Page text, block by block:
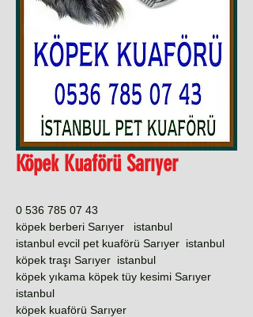
Köpek Kuaförü Sarıyer
0 536 785 07 43
köpek berberi Sarıyer istanbul
istanbul evcil pet kuaförü Sarıyer istanbul
köpek traşı Sarıyer istanbul
köpek yıkama köpek tüy kesimi Sarıyer
istanbul
köpek kuaförü Sarıyer